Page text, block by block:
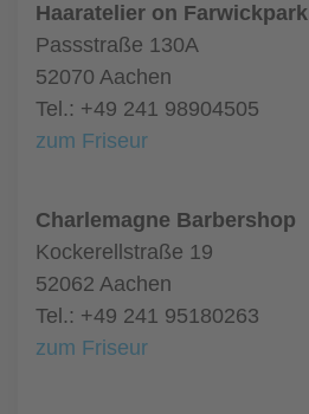
Haaratelier on Farwickpark
Passstraße 130A
52070 Aachen
Tel.: +49 241 98904505
zum Friseur
Charlemagne Barbershop
Kockerellstraße 19
52062 Aachen
Tel.: +49 241 95180263
zum Friseur